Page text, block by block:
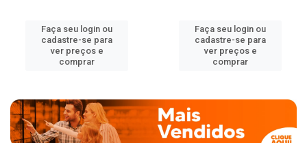
Faça seu login ou
cadastre-se para
ver preços e
comprar
Faça seu login ou
cadastre-se para
ver preços e
comprar